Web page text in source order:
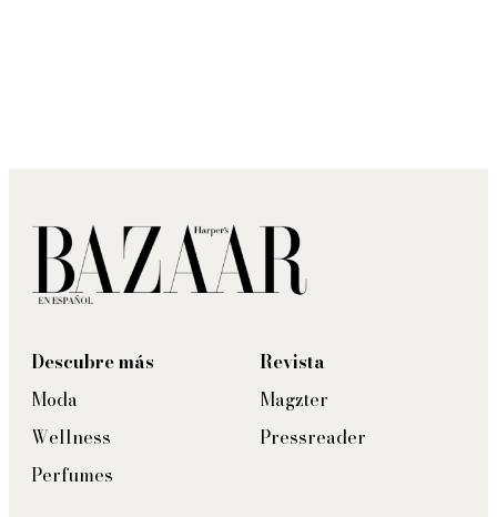
Descubre más
Moda
Wellness
Perfumes
Revista
Magzter
Pressreader